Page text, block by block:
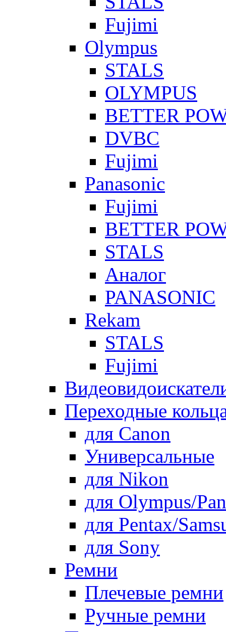
Fujimi
Olympus
STALS
OLYMPUS
BETTER
DVBC
Fujimi
Panasonic
Fujimi
BETTER
STALS
Аналог
PANASONIC
Rekam
STALS
Fujimi
Переходные
для Canon
Универсальные
для Nikon
для Olympus/
для Pentax/
для Sony
Ремни
Плечевые ремни
Ручные ремни